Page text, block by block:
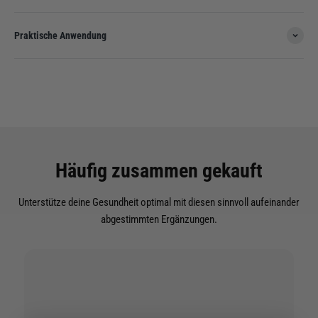
Praktische Anwendung
Häufig zusammen gekauft
Unterstütze deine Gesundheit optimal mit diesen sinnvoll aufeinander
abgestimmten Ergänzungen.